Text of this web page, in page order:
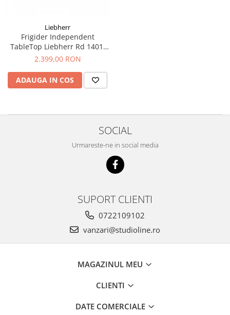
Liebherr
Frigider Independent
TableTop Liebherr Rd 1401,
Clasa Valorica Comfort,
eficienta energetica D,
Înălțime 85 cm, Volum total
zgomot
2.399,00 RON
ADAUGA IN COS
SOCIAL
Urmareste-ne in social media
SUPORT CLIENTI
0722109102
vanzari@studioline.ro
MAGAZINUL MEU
CLIENTI
DATE COMERCIALE